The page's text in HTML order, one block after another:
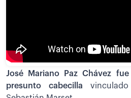
José Mariano Paz Chávez
presunto cabecilla